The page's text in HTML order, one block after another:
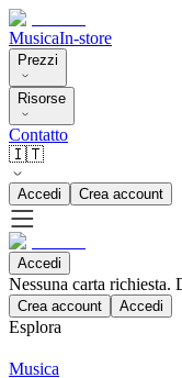
MusicaIn-store
Prezzi
Risorse
Contatto
🇮🇹
Accedi Crea account
Accedi
Nessuna carta richiesta.
Crea account Accedi
Esplora
Musica